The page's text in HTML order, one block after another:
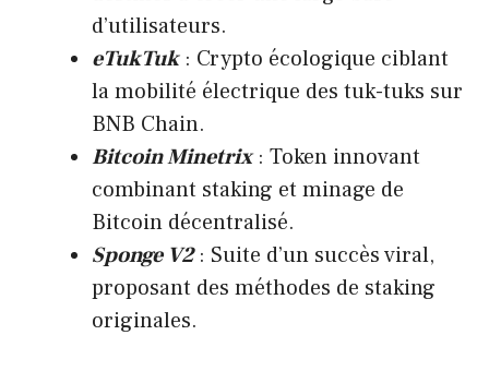
d’utilisateurs.
eTukTuk: Crypto écologique ciblant
la mobilité électrique des tuk-tuks sur
BNB Chain.
Bitcoin Minetrix: Token innovant
combinant staking et minage de
Bitcoin décentralisé.
Sponge V2: Suite d’un succès viral,
proposant des méthodes de staking
originales.